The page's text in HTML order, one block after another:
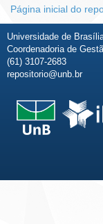
Página inicial do
Universidade de
Coordenadoria de
(61) 3107-2683
repositorio@unb.br